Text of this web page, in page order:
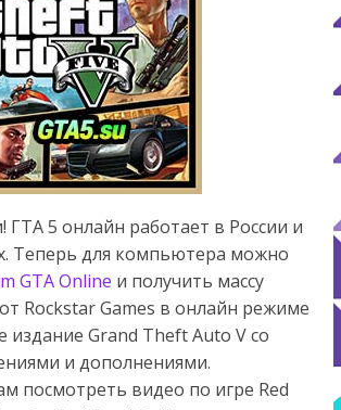
ГТА 5 онлайн работает в России и
Теперь для компьютера можно
GTA Online и получить массу
Rockstar Games в онлайн режиме
издание Grand Theft Auto V со
и дополнениями.
посмотреть видео по игре Red